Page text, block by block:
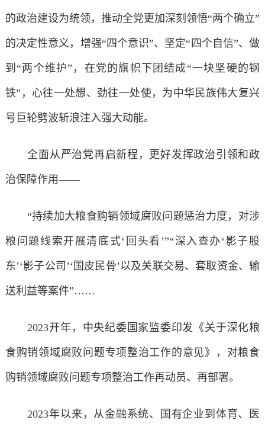
的政治建设为统领，推动全党更加深刻领悟“两个确立”
的决定性意义，增强“四个意识”、坚定“四个自信”、做
到“两个维护”，在党的旗帜下团结成“一块坚硬的钢
铁”，心往一处想、劲往一处使，为中华民族伟大复兴
号巨轮劈波斩浪注入强大动能。
全面从严治党再启新程，更好发挥政治引领和政
治保障作用——
“持续加大粮食购销领域腐败问题惩治力度，对涉
粮问题线索开展清底式‘回头看’”“深入查办‘影子股
东’‘影子公司’‘国皮民骨’以及关联交易、套取资金、输
送利益等案件”……
2023开年，中央纪委国家监委印发《关于深化粮
食购销领域腐败问题专项整治工作的意见》，对粮食
购销领域腐败问题专项整治工作再动员、再部署。
2023年以来，从金融系统、国有企业到体育、医